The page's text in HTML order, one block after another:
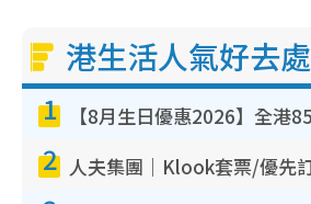
港生活人氣好去處
1
2